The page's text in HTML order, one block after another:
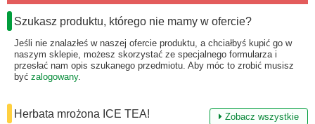
Szukasz produktu, którego nie mamy w ofercie?
Jeśli nie znalazłeś w naszej ofercie produktu, a chciałbyś kupić go w
naszym sklepie, możesz skorzystać ze specjalnego formularza i
przesłać nam opis szukanego przedmiotu. Aby móc to zrobić musisz
być zalogowany.
Herbata mrożona ICE TEA! Zobacz wszystkie